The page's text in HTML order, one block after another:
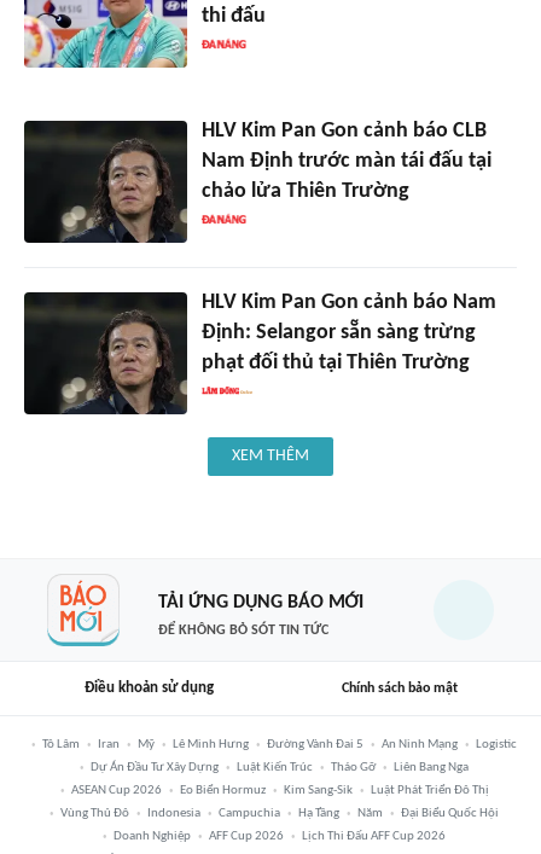
thi đấu
HLV Kim Pan Gon cảnh báo CLB
Nam Định trước màn tái đấu tại
chảo lửa Thiên Trường
HLV Kim Pan Gon cảnh báo Nam
Định: Selangor sẵn sàng trừng
phạt đối thủ tại Thiên Trường
XEM THÊM
TẢI ỨNG DỤNG BÁO MỚI
ĐỂ KHÔNG BỎ SÓT TIN TỨC
Điều khoản sử dụng Chính sách bảo mật
Tô Lâm Iran Mỹ Lê Minh Hưng Đường Vành Đai 5 An Ninh Mạng
Logistic
Dự Án Đầu Tư Xây Dựng
Luật Kiến Trúc Tháo Gỡ
Liên Bang Nga
ASEAN Cup 2026
Eo Biển Hormuz Kim Sang-Sik
Luật Phát Triển Đô Thị
Vùng Thủ Đô
Indonesia Campuchia Hạ Tầng Năm
Đại Biểu Quốc Hội
Doanh Nghiệp
AFF Cup 2026
Lịch Thi Đấu AFF Cup 2026